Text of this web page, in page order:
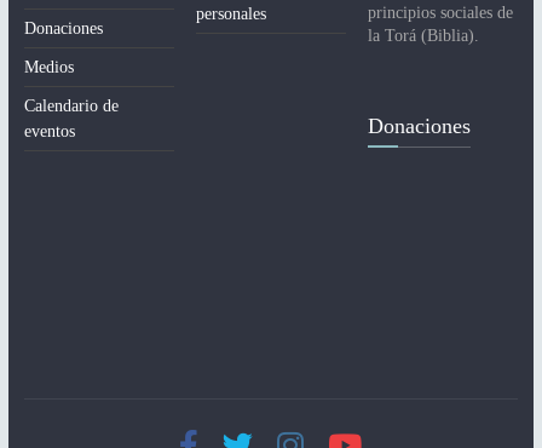
Donaciones
Medios
Calendario de
eventos
personales
principios sociales de
la Torá (Biblia).
Donaciones